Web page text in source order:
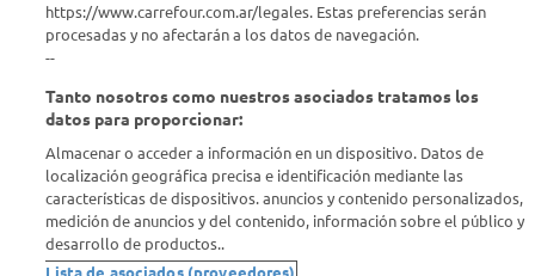
Descubrí Carrefour
Conocenos
Info útil
Comprá Online
https://www.carrefour.com.ar/legales. Estas preferencias serán
procesadas y no afectarán a los datos de navegación.
--
Tanto nosotros como nuestros asociados tratamos los
datos para proporcionar:
Almacenar o acceder a información en un dispositivo. Datos de
localización geográfica precisa e identificación mediante las
características de dispositivos. anuncios y contenido personalizados,
medición de anuncios y del contenido, información sobre el público y
desarrollo de productos..